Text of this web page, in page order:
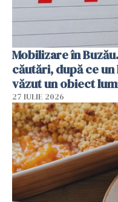
Mobilizare în
căutări, după ce un
văzut un obiect
27 IULIE 2026